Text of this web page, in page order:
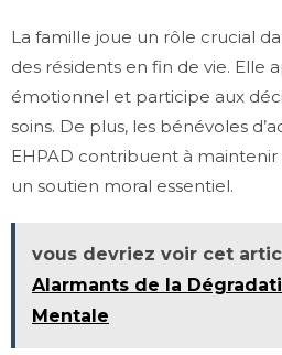
La famille joue un rôle crucial
des résidents en fin de vie. Elle
émotionnel et participe aux
soins. De plus, les bénévoles
EHPAD contribuent à
un soutien moral essentiel.
vous devriez voir cet
Alarmants de la
Mentale